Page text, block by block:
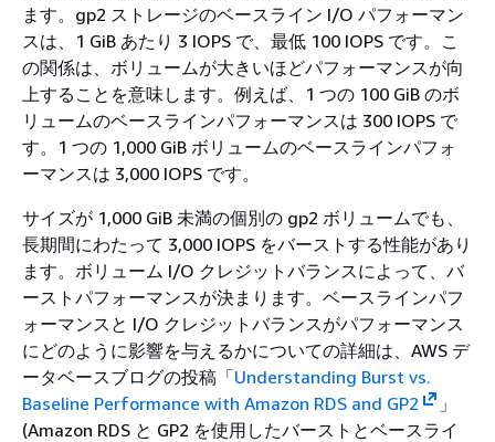
ます。gp2 ストレージのベースライン I/O パフォーマン
スは、1 GiB あたり 3 IOPS で、最低 100 IOPS です。こ
の関係は、ボリュームが大きいほどパフォーマンスが向
上することを意味します。例えば、1 つの 100 GiB のボ
リュームのベースラインパフォーマンスは 300 IOPS で
す。1 つの 1,000 GiB ボリュームのベースラインパフォ
ーマンスは 3,000 IOPS です。
サイズが 1,000 GiB 未満の個別の gp2 ボリュームでも、
長期間にわたって 3,000 IOPS をバーストする性能があり
ます。ボリューム I/O クレジットバランスによって、バ
ーストパフォーマンスが決まります。ベースラインパフ
ォーマンスと I/O クレジットバランスがパフォーマンス
にどのように影響を与えるかについての詳細は、AWS デ
ータベースブログの投稿「Understanding Burst vs.
Baseline Performance with Amazon RDS and GP2
」
(Amazon RDS と GP2 を使用したバーストとベースライ